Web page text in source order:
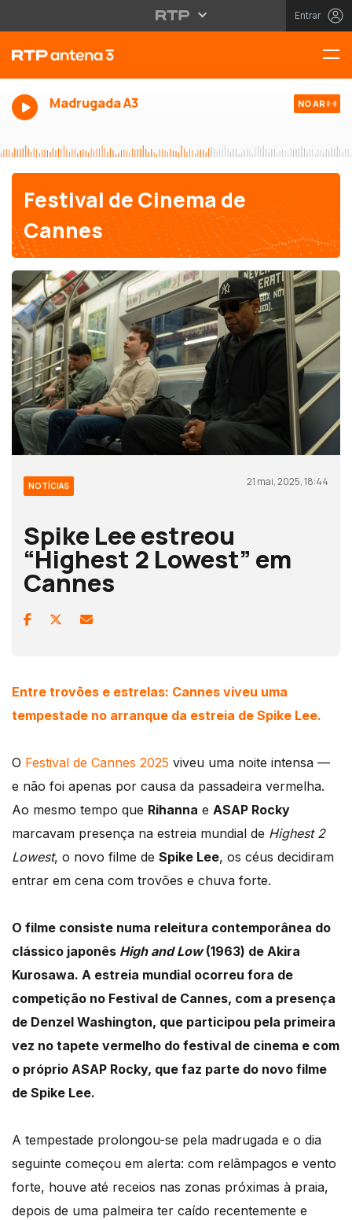
Entrar
Madrugada A3 NO AR
Festival de Cinema de
Cannes
NOTÍCIAS 21 mai, 2025, 18:44
Spike Lee estreou
“Highest 2 Lowest” em
Cannes
Entre trovões e estrelas: Cannes viveu uma
tempestade no arranque da estreia de Spike Lee.
O Festival de Cannes 2025 viveu uma noite intensa —
e não foi apenas por causa da passadeira vermelha.
Ao mesmo tempo que Rihanna e ASAP Rocky
marcavam presença na estreia mundial de Highest 2
Lowest, o novo filme de Spike Lee, os céus decidiram
entrar em cena com trovões e chuva forte.
O filme consiste numa releitura contemporânea do
clássico japonês High and Low(1963) de Akira
Kurosawa. A estreia mundial ocorreu fora de
competição no Festival de Cannes, com a presença
de Denzel Washington, que participou pela primeira
vez no tapete vermelho do festival de cinema e com
o próprio ASAP Rocky, que faz parte do novo filme
de Spike Lee.
A tempestade prolongou-se pela madrugada e o dia
seguinte começou em alerta: com relâmpagos e vento
forte, houve até receios nas zonas próximas à praia,
depois de uma palmeira ter caído recentemente e